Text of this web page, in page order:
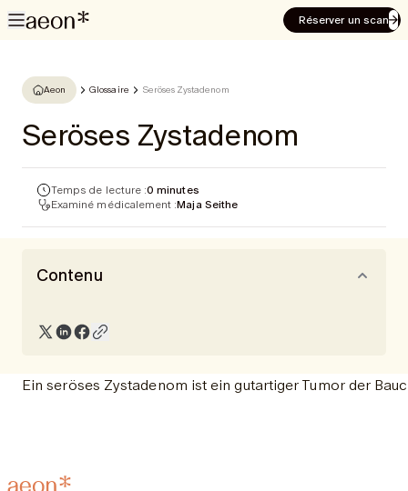
Réserver un scan
Aeon Glossaire Seröses Zystadenom
Seröses Zystadenom
Temps de lecture :0 minutes
Examiné médicalement :Maja Seithe
Contenu
Ein seröses Zystadenom ist ein gutartiger Tumor der